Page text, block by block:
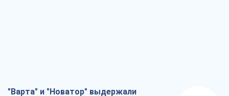
"Варта" и "Новатор" выдержали